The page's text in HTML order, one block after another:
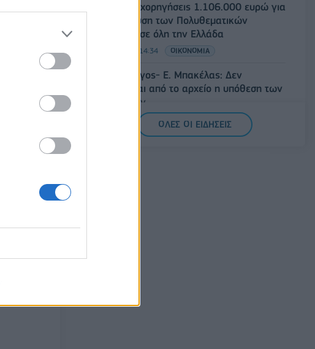
ΥΠΠΟ: Επιχορηγήσεις 1.106.000 ευρώ για
την ενίσχυση των Πολυθεματικών
Φεστιβάλ σε όλη την Ελλάδα
07/08/2026 - 14:34 ΟΙΚΟΝΟΜΙΑ
Άρειος Πάγος- Ε. Μπακέλας: Δεν
ανασύρεται από το αρχείο η υπόθεση των
υποκλοπών
07/08/2026 - 14:11 ΕΛΛΑΔΑ
ΟΛΕΣ ΟΙ ΕΙΔΗΣΕΙΣ